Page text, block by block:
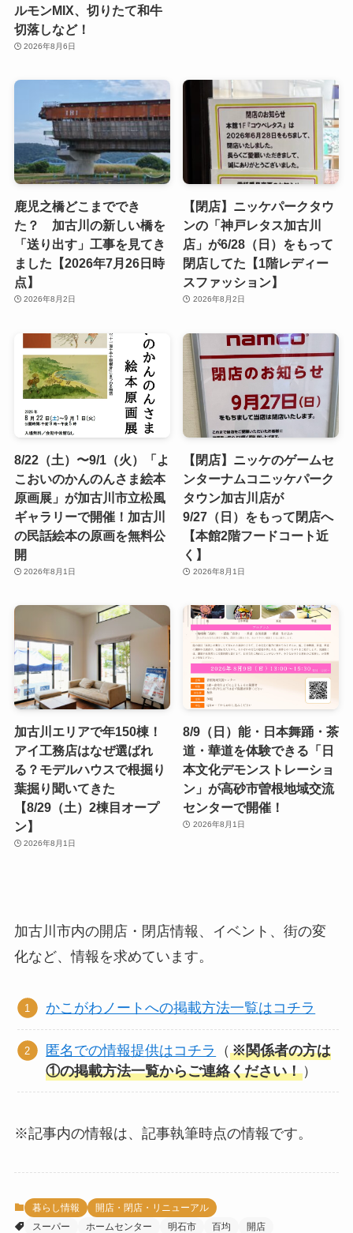
ルモンMIX、切りたて和牛
切落しなど！
2026年8月6日
鹿児之橋どこまででき
た？ 加古川の新しい橋を
「送り出す」工事を見てき
ました【2026年7月26日時
点】
2026年8月2日
【閉店】ニッケパークタウ
ンの「神戸レタス加古川
店」が6/28（日）をもって
閉店してた【1階レディー
スファッション】
2026年8月2日
8/22（土）〜9/1（火）「よ
こおいのかんのんさま絵本
原画展」が加古川市立松風
ギャラリーで開催！加古川
の民話絵本の原画を無料公
開
2026年8月1日
【閉店】ニッケのゲームセ
ンターナムコニッケパーク
タウン加古川店が
9/27（日）をもって閉店へ
【本館2階フードコート近
く】
2026年8月1日
加古川エリアで年150棟！
アイ工務店はなぜ選ばれ
る？モデルハウスで根掘り
葉掘り聞いてきた
【8/29（土）2棟目オープ
ン】
2026年8月1日
8/9（日）能・日本舞踊・茶
道・華道を体験できる「日
本文化デモンストレーショ
ン」が高砂市曽根地域交流
センターで開催！
2026年8月1日
加古川市内の開店・閉店情報、イベント、街の変
化など、情報を求めています。
かこがわノートへの掲載方法一覧はコチラ
匿名での情報提供はコチラ （※関係者の方は
①の掲載方法一覧からご連絡ください！ ）
※記事内の情報は、記事執筆時点の情報です。
暮らし情報
開店・閉店・リニューアル
スーパー
ホームセンター 明石市 百均 開店